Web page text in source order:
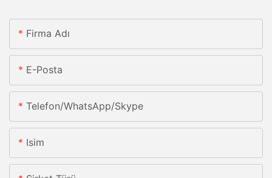
Firma Adı
E-Posta
Telefon/whatsApp/skype
Isim